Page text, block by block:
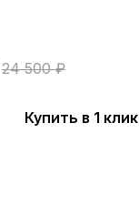
24 500 ₽
Купить в 1 клик